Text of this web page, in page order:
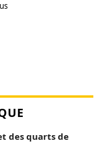
des quarts de